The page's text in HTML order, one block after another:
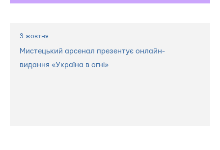
3 жовтня
Мистецький арсенал презентує онлайн-
видання «Україна в огні»